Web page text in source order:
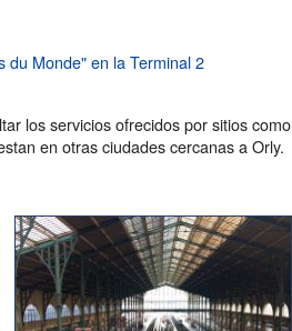
du Monde" en la Terminal 2
los servicios ofrecidos por sitios como
en otras ciudades cercanas a Orly.